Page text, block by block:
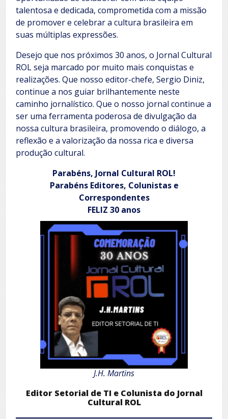
talentosa e dedicada, comprometida com a missão
de promover e celebrar a cultura brasileira em
suas múltiplas expressões.
Desejo que nos próximos 30 anos, o Jornal Cultural
ROL seja marcado por muito mais conquistas e
realizações. Que nosso editor-chefe, Sergio Diniz,
continue a nos guiar brilhantemente neste
caminho jornalístico. Que o nosso jornal continue a
ser uma ferramenta poderosa de divulgação da
nossa cultura brasileira, promovendo o diálogo, a
reflexão e a valorização da nossa rica e diversa
produção cultural.
Parabéns, Jornal Cultural ROL!
Parabéns Editores, Colunistas e
Correspondentes
FELIZ 30 anos
J.H. Martins
Editor Setorial de TI e Colunista do Jornal
Cultural ROL